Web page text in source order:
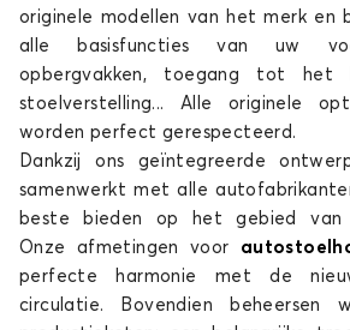
originele modellen van het merk en
alle basisfuncties van uw
opbergvakken, toegang tot het
stoelverstelling... Alle originele
worden perfect gerespecteerd.
Dankzij ons geïntegreerde
samenwerkt met alle
beste bieden op het gebied van
Onze afmetingen voor
perfecte harmonie met de
circulatie. Bovendien beheersen